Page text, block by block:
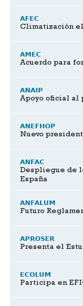
AFEC
Climatización
AMEC
Acuerdo para
ANAIP
Apoyo oficial al
ANEFHOP
Nuevo
ANFAC
Despliegue de
España
ANFALUM
Futuro
APROSER
Presenta el
ECOLUM
Participa en